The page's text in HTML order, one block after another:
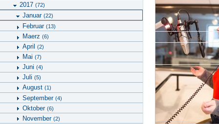
2017 (72)
Januar (22)
Februar (13)
Maerz (6)
April (2)
Mai (7)
Juni (4)
Juli (5)
August (1)
September (4)
Oktober (6)
November (2)